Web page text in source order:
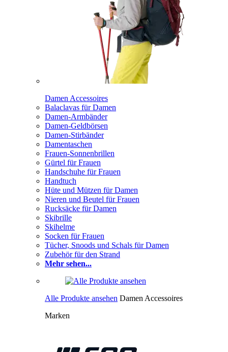
Damen Accessoires
Balaclavas für Damen
Damen-Armbänder
Damen-Geldbörsen
Damen-Stirbänder
Damentaschen
Frauen-Sonnenbrillen
Gürtel für Frauen
Handschuhe für Frauen
Handtuch
Hüte und Mützen für Damen
Nieren und Beutel für Frauen
Rucksäcke für Damen
Skibrille
Skihelme
Socken für Frauen
Tücher, Snoods und Schals für Damen
Zubehör für den Strand
Mehr sehen...
Alle Produkte ansehen Damen Accessoires
Marken